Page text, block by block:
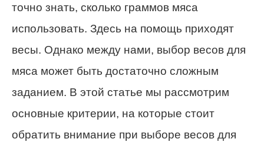
точно знать, сколько граммов мяса
использовать. Здесь на помощь приходят
весы. Однако между нами, выбор весов для
мяса может быть достаточно сложным
заданием. В этой статье мы рассмотрим
основные критерии, на которые стоит
обратить внимание при выборе весов для